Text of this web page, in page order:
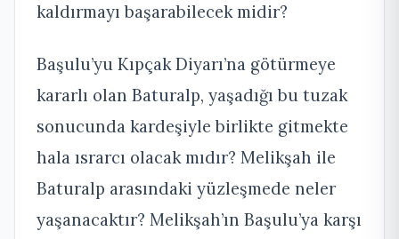
kaldırmayı başarabilecek midir?
Başulu’yu Kıpçak Diyarı’na götürmeye
kararlı olan Baturalp, yaşadığı bu tuzak
sonucunda kardeşiyle birlikte gitmekte
hala ısrarcı olacak mıdır? Melikşah ile
Baturalp arasındaki yüzleşmede neler
yaşanacaktır? Melikşah’ın Başulu’ya karşı